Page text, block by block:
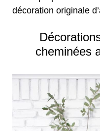
décoration originale
cheminées